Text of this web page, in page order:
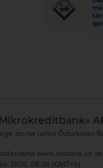
asırıw ushın Ózbekstan
www.mkbank.uz
2026, 08:36 (GMT+5)